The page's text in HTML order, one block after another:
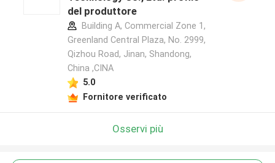
del produttore
Building A, Commercial Zone 1,
Greenland Central Plaza, No. 2999,
Qizhou Road, Jinan, Shandong,
China ,CINA
5.0
Fornitore verificato
Osservi più